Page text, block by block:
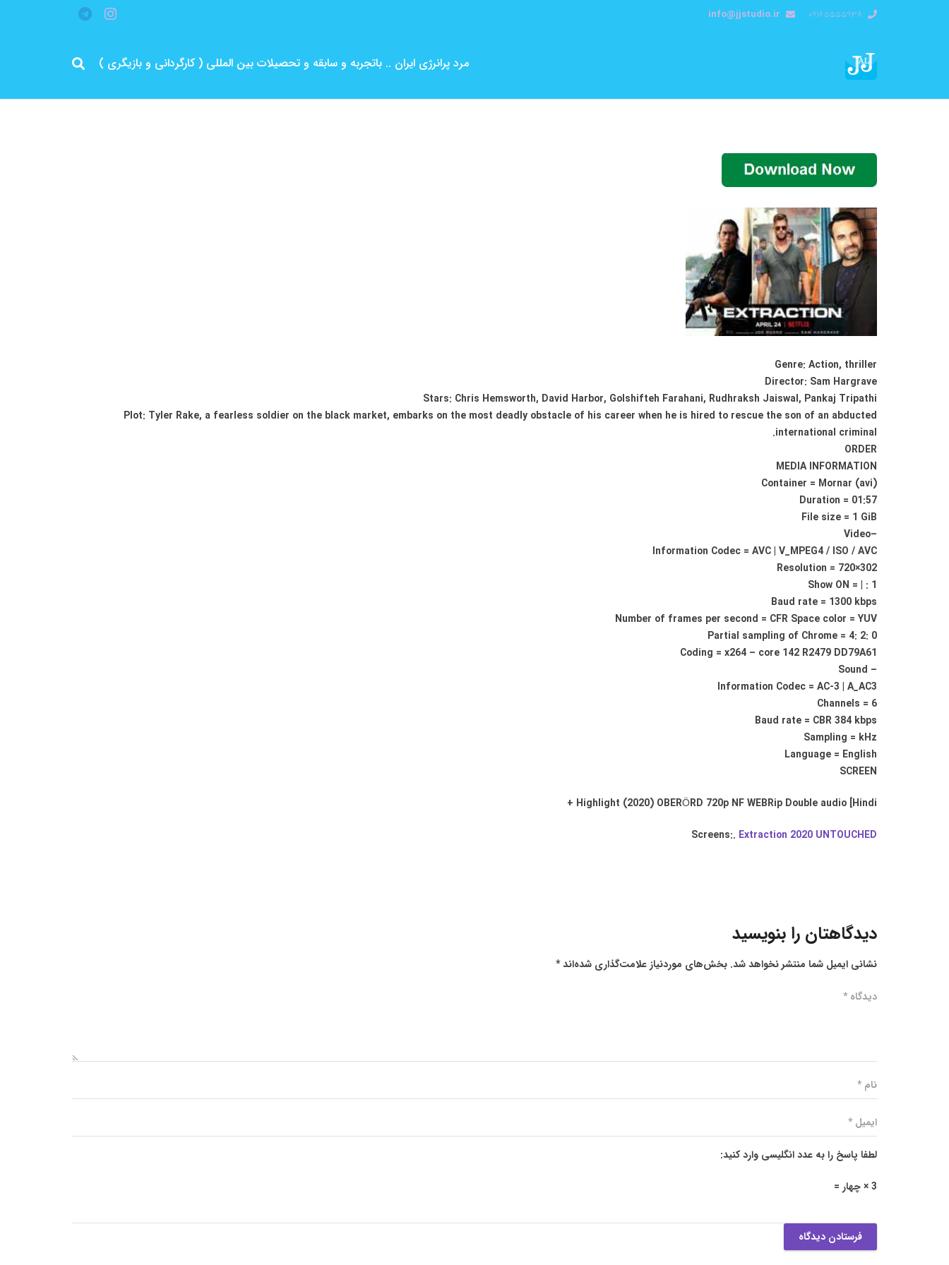
09165555938
info@jjstudio.ir
مرد پرانرژی ایران .. باتجربه و سابقه و تحصیلات بین المللی ( کارگردانی و بازیگری )
Genre: Action, thriller
Director: Sam Hargrave
Stars: Chris Hemsworth, David Harbor, Golshifteh Farahani, Rudhraksh Jaiswal, Pankaj Tripathi
Plot: Tyler Rake, a fearless soldier on the black market, embarks on the most deadly obstacle of his career when he is hired to rescue the son of an abducted
international criminal.
ORDER
MEDIA INFORMATION
Container = Mornar (avi)
Duration = 01:57
File size = 1 GiB
–Video
Information Codec = AVC | V_MPEG4 / ISO / AVC
Resolution = 720×302
Show ON = | : 1
Baud rate = 1300 kbps
Number of frames per second = CFR Space color = YUV
Partial sampling of Chrome = 4: 2: 0
Coding = x264 – core 142 R2479 DD79A61
– Sound
Information Codec = AC-3 | A_AC3
Channels = 6
Baud rate = CBR 384 kbps
Sampling = kHz
Language = English
SCREEN
Highlight (2020) OBERÖRD 720p NF WEBRip Double audio [Hindi +
Screens:. Extraction 2020 UNTOUCHED
دیدگاهتان را بنویسید
نشانی ایمیل شما منتشر نخواهد شد. بخش‌های موردنیاز علامت‌گذاری شده‌اند*
لطفا پاسخ را به عدد انگلیسی وارد کنید:
3 × چهار =
فرستادن دیدگاه